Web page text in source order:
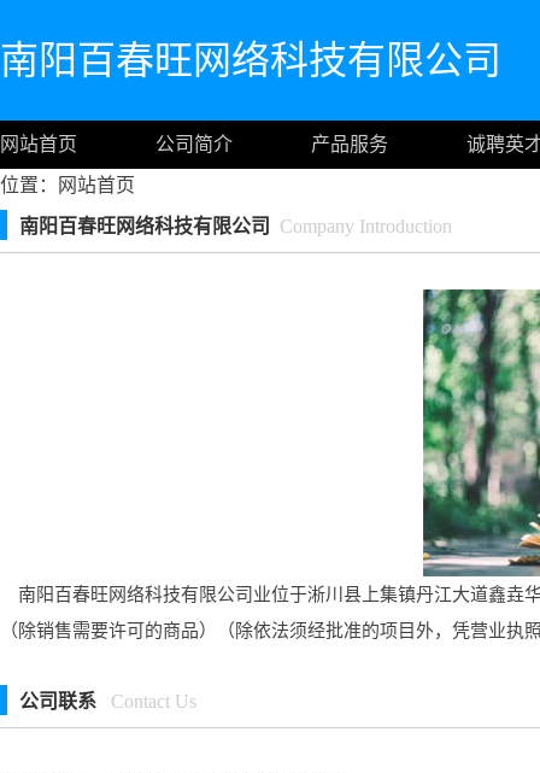
南阳百春旺网络科技有限公司
网站首页 公司简介 产品服务
诚聘英
位置：
网站首页
南阳百春旺网络科技有限公司
Company Introduction
南阳百春旺网络科技有限公司业位于淅川县上集镇丹江大道鑫垚
（除销售需要许可的商品）（除依法须经批准的项目外，凭营业执
公司联系 Contact Us